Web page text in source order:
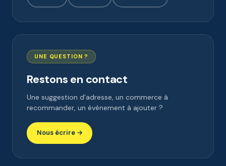
UNE QUESTION ?
Restons en contact
Une suggestion d'adresse, un commerce à
recommander, un évènement à ajouter ?
Nous écrire →